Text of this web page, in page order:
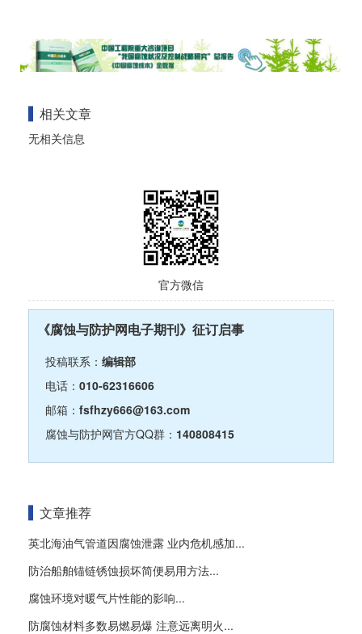
相关文章
无相关信息
官方微信
《腐蚀与防护网电子期刊》征订启事
投稿联系： 编辑部
电话： 010-62316606
邮箱： fsfhzy666@163.com
腐蚀与防护网官方QQ群： 140808415
文章推荐
英北海油气管道因腐蚀泄露 业内危机感加...
防治船舶锚链锈蚀损坏简便易用方法...
腐蚀环境对暖气片性能的影响...
防腐蚀材料多数易燃易爆 注意远离明火...